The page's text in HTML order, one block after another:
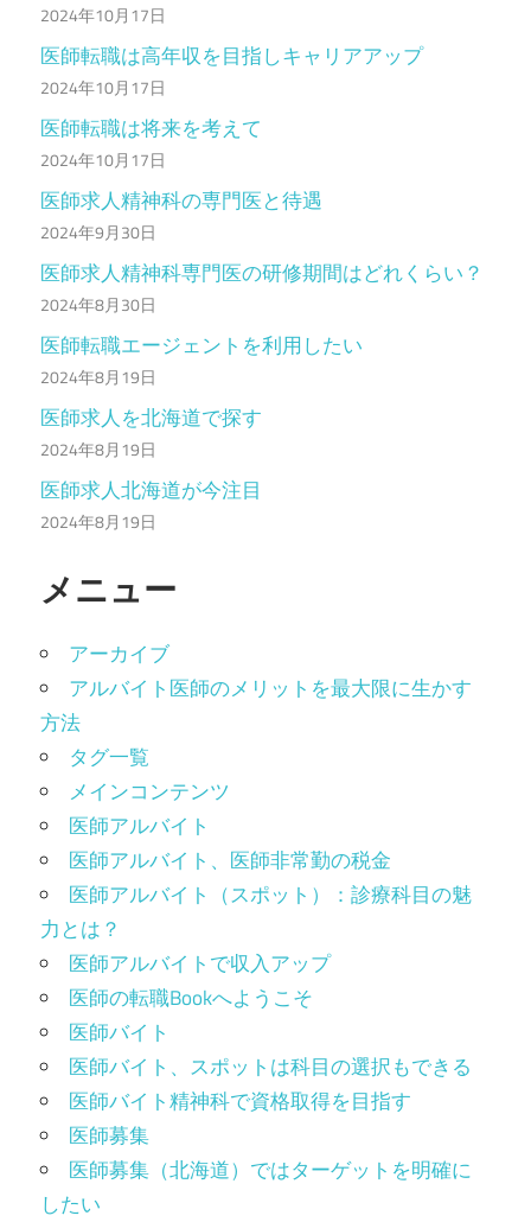
2024年10月17日
医師転職は高年収を目指しキャリアアップ
2024年10月17日
医師転職は将来を考えて
2024年10月17日
医師求人精神科の専門医と待遇
2024年9月30日
医師求人精神科専門医の研修期間はどれくらい？
2024年8月30日
医師転職エージェントを利用したい
2024年8月19日
医師求人を北海道で探す
2024年8月19日
医師求人北海道が今注目
2024年8月19日
メニュー
アーカイブ
アルバイト医師のメリットを最大限に生かす
方法
タグ一覧
メインコンテンツ
医師アルバイト
医師アルバイト、医師非常勤の税金
医師アルバイト（スポット）：診療科目の魅
力とは？
医師アルバイトで収入アップ
医師の転職Bookへようこそ
医師バイト
医師バイト、スポットは科目の選択もできる
医師バイト精神科で資格取得を目指す
医師募集
医師募集（北海道）ではターゲットを明確に
したい